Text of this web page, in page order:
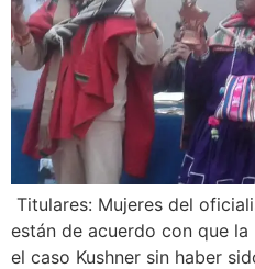
Titulares: Mujeres del
están de acuerdo con que
el caso Kushner sin haber